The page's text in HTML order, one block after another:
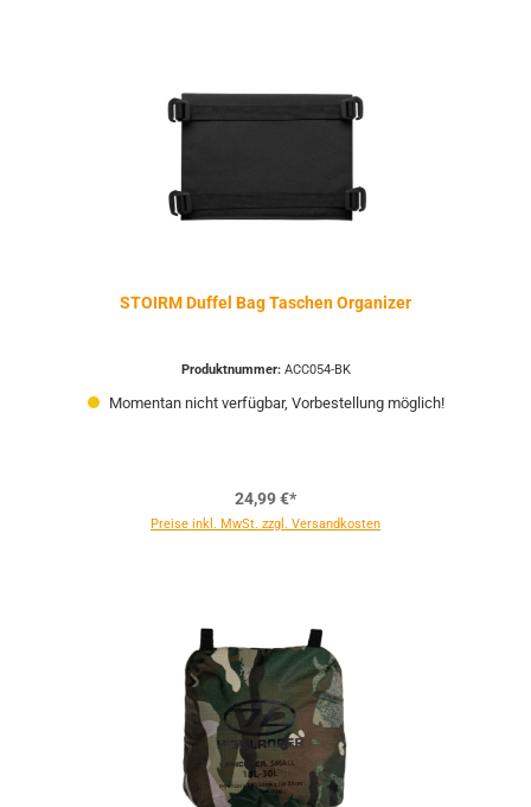
STOIRM Duffel Bag Taschen Organizer
Produktnummer: ACC054-BK
Momentan nicht verfügbar, Vorbestellung möglich!
24,99 €*
Preise inkl. MwSt. zzgl. Versandkosten